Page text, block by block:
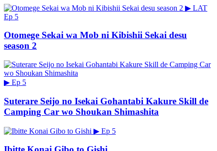
▶ LAT
Ep 5
Otomege Sekai wa Mob ni Kibishii Sekai desu
season 2
▶ Ep 5
Suterare Seijo no Isekai Gohantabi Kakure Skill de
Camping Car wo Shoukan Shimashita
▶ Ep 5